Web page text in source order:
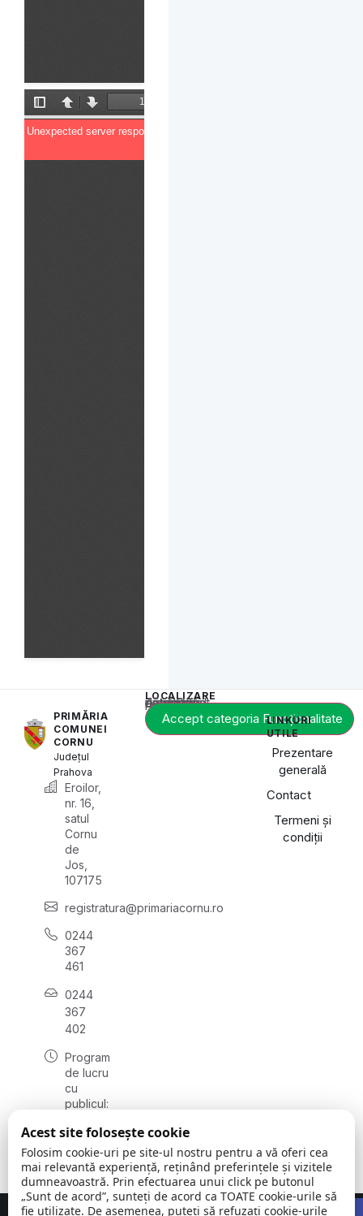
PRIMĂRIA
COMUNEI
CORNU
Județul
Prahova
Eroilor,
nr. 16,
satul
Cornu
de
Jos,
107175
registratura@primariacornu.ro
0244
367
461
0244
367
402
Program
de lucru
cu
publicul:
vineri
08:00 -
16:00
LOCALIZARE
Acest conținut este blocat până când acceptați categoria de cookie-uri necesară.
Accept categoria Funcționalitate
LINKURI
UTILE
Prezentare
generală
Contact
Termeni și
condiții
Acest site folosește cookie
Folosim cookie-uri pe site-ul nostru pentru a vă oferi cea
mai relevantă experiență, reținând preferințele și vizitele
dumneavoastră. Prin efectuarea unui click pe butonul
„Sunt de acord”, sunteți de acord ca TOATE cookie-urile să
fie utilizate. De asemenea, puteți să refuzați cookie-urile